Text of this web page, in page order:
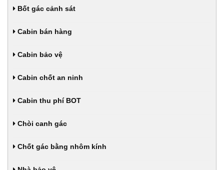
Bốt gác cảnh sát
Cabin bán hàng
Cabin bảo vệ
Cabin chốt an ninh
Cabin thu phí BOT
Chòi canh gác
Chốt gác bằng nhôm kính